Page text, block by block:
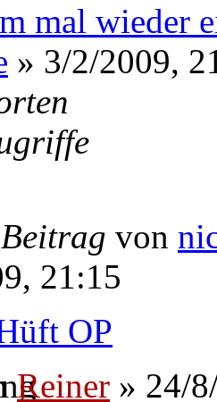
mal wieder
» 3/2/2009,
von
21:15
OP
Reiner » 24/